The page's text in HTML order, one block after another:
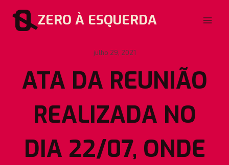
para
ZERO À ESQUERDA
julho 29, 2021
ATA DA REUNIÃO
REALIZADA NO
DIA 22/07, ONDE